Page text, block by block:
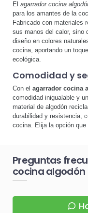
El agarrador cocina
para los amantes de la
Fabricado con materiales
sus manos del calor, sino
diseño en colores
cocina, aportando un
ecológica.
Comodidad y
Con el agarrador cocina
comodidad inigualable y
material de algodón
durabilidad y resistencia,
cocina. Elija la opción
Preguntas
cocina